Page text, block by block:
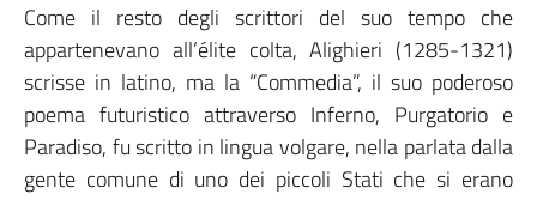
Come il resto degli scrittori del suo tempo che
appartenevano all’élite colta, Alighieri (1285-1321)
scrisse in latino, ma la “Commedia”, il suo poderoso
poema futuristico attraverso Inferno, Purgatorio e
Paradiso, fu scritto in lingua volgare, nella parlata dalla
gente comune di uno dei piccoli Stati che si erano